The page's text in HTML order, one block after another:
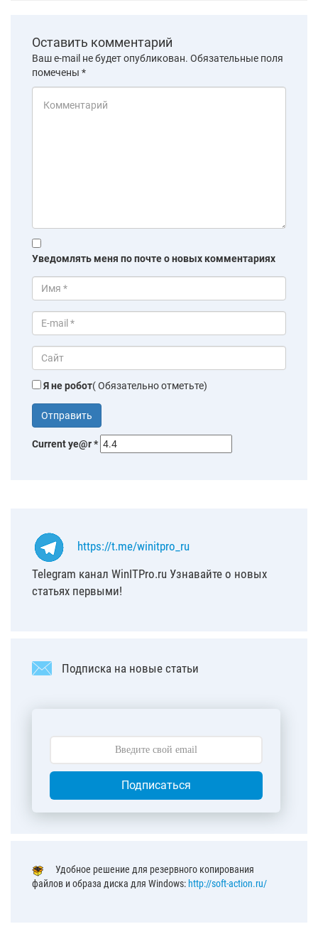
Оставить комментарий
Ваш e-mail не будет опубликован. Обязательные поля
помечены *
Уведомлять меня по почте о новых комментариях
Я не робот( Обязательно отметьте)
Current ye@r*
https://t.me/winitpro_ru
Telegram канал WinITPro.ru Узнавайте о новых
статьях первыми!
Подписка на новые статьи
Подписаться
Удобное решение для резервного копирования
файлов и образа диска для Windows: http://soft-action.ru/